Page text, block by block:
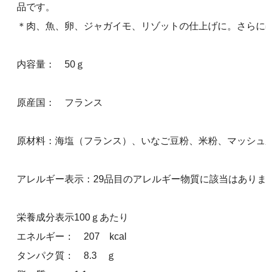
品です。
＊肉、魚、卵、ジャガイモ、リゾットの仕上げに。さら
内容量： 50ｇ
原産国： フランス
原材料：海塩（フランス）、いなご豆粉、米粉、マッシ
アレルギー表示：29品目のアレルギー物質に該当はありま
栄養成分表示100ｇあたり
エネルギー： 207 kcal
タンパク質： 8.3 ｇ